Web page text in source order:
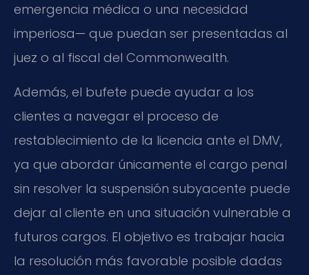
emergencia médica o una necesidad
imperiosa— que puedan ser presentadas al
juez o al fiscal del Commonwealth.
Además, el bufete puede ayudar a los
clientes a navegar el proceso de
restablecimiento de la licencia ante el DMV,
ya que abordar únicamente el cargo penal
sin resolver la suspensión subyacente puede
dejar al cliente en una situación vulnerable a
futuros cargos. El objetivo es trabajar hacia
la resolución más favorable posible dadas